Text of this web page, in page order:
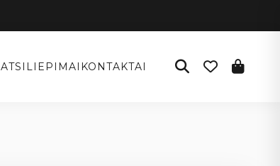
ATSILIEPIMAI KONTAKTAI